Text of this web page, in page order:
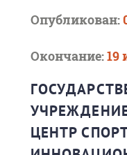
Опубликован:
Окончание:19
ЦЕНТР